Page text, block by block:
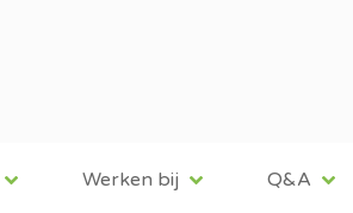
Werken bij Q&A